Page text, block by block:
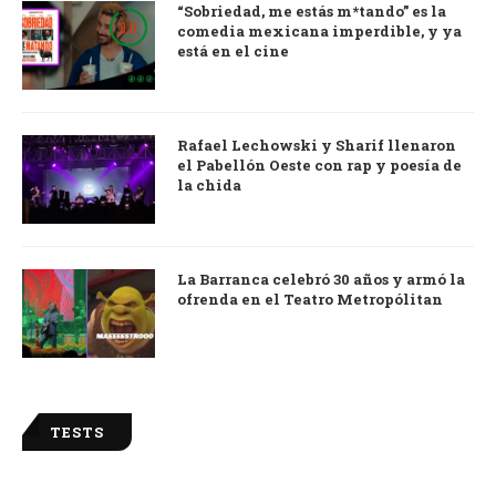
9.0
“Sobriedad, me estás m*tando” es la
comedia mexicana imperdible, y ya
está en el cine
Rafael Lechowski y Sharif llenaron
el Pabellón Oeste con rap y poesía de
la chida
La Barranca celebró 30 años y armó la
ofrenda en el Teatro Metropólitan
TESTS